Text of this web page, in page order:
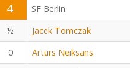
4
SF Berlin
½ Jacek Tomczak
0 Arturs Neiksans